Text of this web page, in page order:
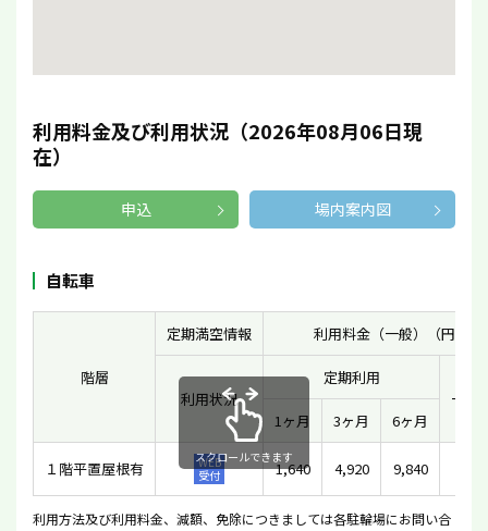
利用料金及び利用状況（2026年08月06日現
在）
申込 場内案内図
自転車
階層
定期満空情報 利用料金（一般）（円）
利用状況
定期利用
一時
1ヶ月
3ヶ月 6ヶ月
１階平置屋根有
WEB
受付
1,640 4,920 9,840
スクロールできます
利用方法及び利用料金、減額、免除につきましては各駐輪場にお問い合